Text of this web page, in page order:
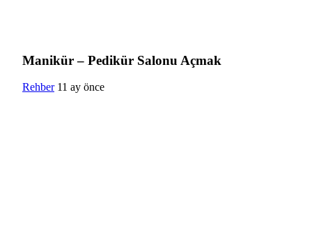
Manikür – Pedikür Salonu Açmak
Rehber 11 ay önce